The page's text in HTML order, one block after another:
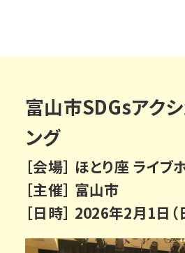
富山市SDGsアク
ング
［会場］ ほとり座 ライブ
［主催］ 富山市
［日時］ 2026年2月1日（